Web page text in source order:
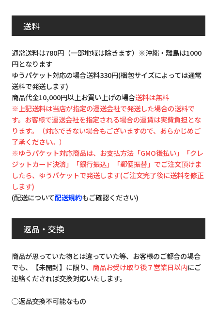
送料
通常送料は780円（一部地域は除きます）※沖縄・離島は1000
円となります
ゆうパケット対応の場合送料330円(梱包サイズによっては通常
送料で発送します)
商品代金10,000円以上お買い上げの場合送料は無料
※上記送料は当店が指定の運送会社で発送した場合の送料で
す。お客様で運送会社を指定される場合の運賃は実費負担とな
ります。（対応できない場合もございますので、あらかじめご
了承ください。）
※ゆうパケット対応商品は、お支払方法「GMO後払い」「クレ
ジットカード決済」「銀行振込」「郵便振替」でご注文頂けま
したら、ゆうパケットで発送します(ご注文完了後に送料を修正
します)
(配送について配送規約もご確認ください)
返品・交換
商品が思っていた物とは違っていた等、お客様のご都合の場合
でも、【未開封】に限り、 商品お受け取り後７営業日以内にご
連絡くだされば交換対応いたします。
◯返品交換不可能なもの